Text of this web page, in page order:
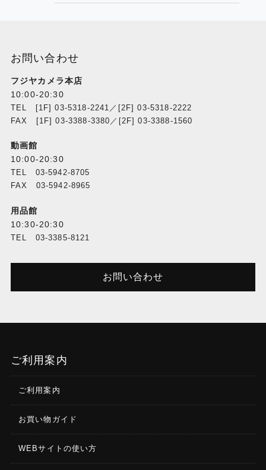
お問い合わせ
フジヤカメラ本店
10:00-20:30
TEL [1F] 03-5318-2241／[2F] 03-5318-2222
FAX [1F] 03-3388-3380／[2F] 03-3388-1560
動画館
10:00-20:30
TEL 03-5942-8705
FAX 03-5942-8965
用品館
10:30-20:30
TEL 03-3385-8121
お問い合わせ
ご利用案内
ご利用案内
お買い物ガイド
WEBサイトの使い方